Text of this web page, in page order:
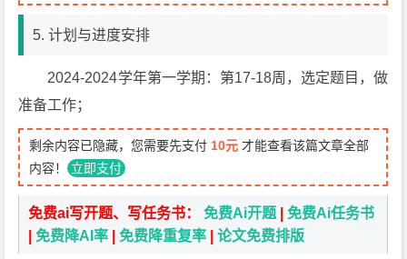
5. 计划与进度安排
2024-2024学年第一学期：第17-18周，选定题目，做
准备工作；
剩余内容已隐藏，您需要先支付 10元 才能查看该篇文章全部
内容！ 立即支付
免费ai写开题、写任务书：免费Ai开题 |免费Ai任务书
|免费降AI率 |免费降重复率 |论文免费排版